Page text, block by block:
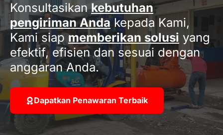
Konsultasikankebutuhan
pengiriman Andakepada Kami,
Kami siapmemberikan solusi yang
efektif, efisien dan sesuai dengan
anggaran Anda.
Dapatkan Penawaran Terbaik